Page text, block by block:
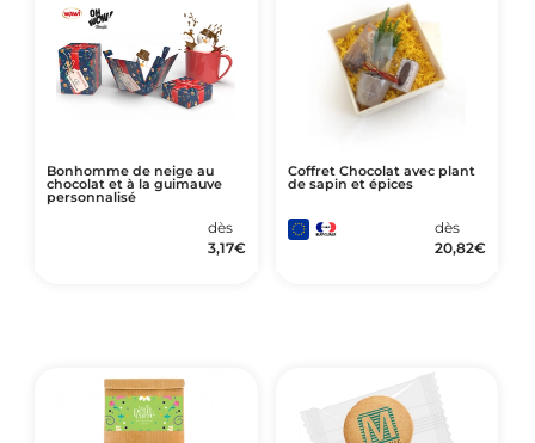
Bonhomme de neige au
chocolat et à la guimauve
personnalisé
dès
3,17€
Coffret Chocolat avec plant
de sapin et épices
dès
20,82€